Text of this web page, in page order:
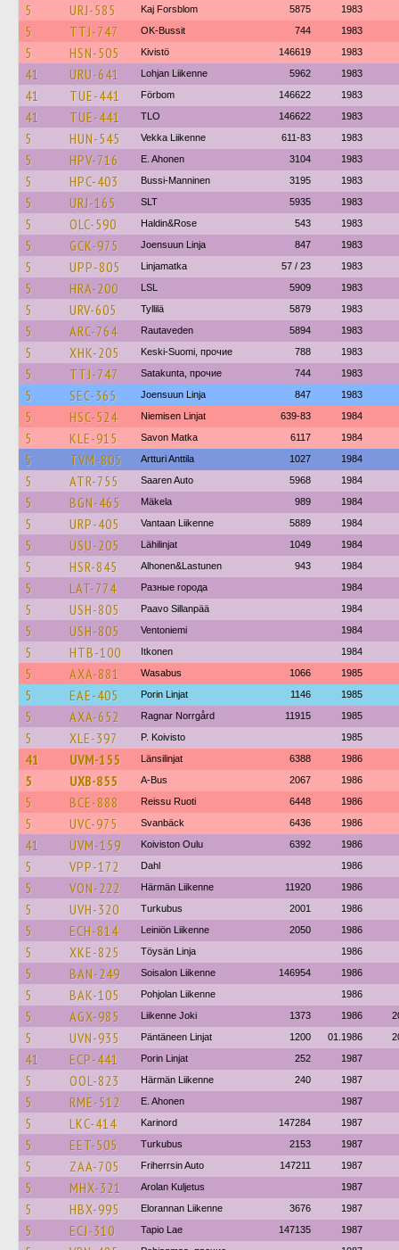
5 URJ-585 Kaj Forsblom 5875 1983
5 TTJ-747 OK-Bussit 744 1983
5 HSN-505 Kivistö 146619 1983
41 URU-641 Lohjan Liikenne 5962 1983
41 TUE-441 Förbom 146622 1983
41 TUE-441 TLO 146622 1983
5 HUN-545 Vekka Liikenne 611-83 1983
5 HPV-716 E. Ahonen 3104 1983
5 HPC-403 Bussi-Manninen 3195 1983
5 URJ-165 SLT 5935 1983
5 OLC-590 Haldin&Rose 543 1983
5 GCK-975 Joensuun Linja 847 1983
5 UPP-805 Linjamatka 57 / 23 1983
5 HRA-200 LSL 5909 1983
5 URV-605 Tyllilä 5879 1983
5 ARC-764 Rautaveden 5894 1983
5 XHK-205 Keski-Suomi, прочие 788 1983
5 TTJ-747 Satakunta, прочие 744 1983
5 SEC-365 Joensuun Linja 847 1983
5 HSC-524 Niemisen Linjat 639-83 1984
5 KLE-915 Savon Matka 6117 1984
5 TVM-805 Artturi Anttila 1027 1984
5 ATR-755 Saaren Auto 5968 1984
5 BGN-465 Mäkela 989 1984
5 URP-405 Vantaan Liikenne 5889 1984
5 USU-205 Lähilinjat 1049 1984
5 HSR-845 Alhonen&Lastunen 943 1984
5 LAT-774 Разные города 1984
5 USH-805 Paavo Sillanpää 1984
5 USH-805 Ventoniemi 1984
5 HTB-100 Itkonen 1984
5 AXA-881 Wasabus 1066 1985
5 EAE-405 Porin Linjat 1146 1985
5 AXA-652 Ragnar Norrgård 11915 1985
5 XLE-397 P. Koivisto 1985
41 UVM-155 Länsilinjat 6388 1986
5 UXB-855 A-Bus 2067 1986
5 BCE-888 Reissu Ruoti 6448 1986
5 UVC-975 Svanbäck 6436 1986
41 UVM-159 Koiviston Oulu 6392 1986
5 VPP-172 Dahl 1986
5 VON-222 Härmän Liikenne 11920 1986
5 UVH-320 Turkubus 2001 1986
5 ECH-814 Leiniön Liikenne 2050 1986
5 XKE-825 Töysän Linja 1986
5 BAN-249 Soisalon Liikenne 146954 1986
5 BAK-105 Pohjolan Liikenne 1986
5 AGX-985 Liikenne Joki 1373 1986
5 UVN-935 Päntäneen Linjat 1200 01.1986
41 ECP-441 Porin Linjat 252 1987
5 OOL-823 Härmän Liikenne 240 1987
5 RME-512 E. Ahonen 1987
5 LKC-414 Karinord 147284 1987
5 EET-505 Turkubus 2153 1987
5 ZAA-705 Friherrsin Auto 147211 1987
5 MHX-321 Arolan Kuljetus 1987
5 HBX-995 Elorannan Liikenne 3676 1987
5 ECJ-310 Tapio Lae 147135 1987